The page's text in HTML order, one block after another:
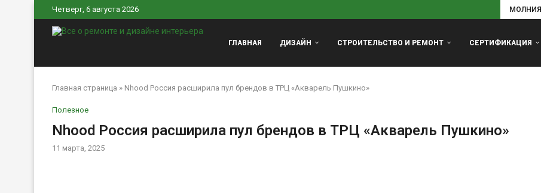
Четверг, 6 августа 2026 МОЛНИЯ
ГЛАВНАЯ ДИЗАЙН СТРОИТЕЛЬСТВО И РЕМОНТ СЕРТИФИКАЦИЯ
Главная страница » Nhood Россия расширила пул брендов в ТРЦ «Акварель Пушкино»
Полезное
Nhood Россия расширила пул брендов в ТРЦ «Акварель Пушкино»
11 марта, 2025